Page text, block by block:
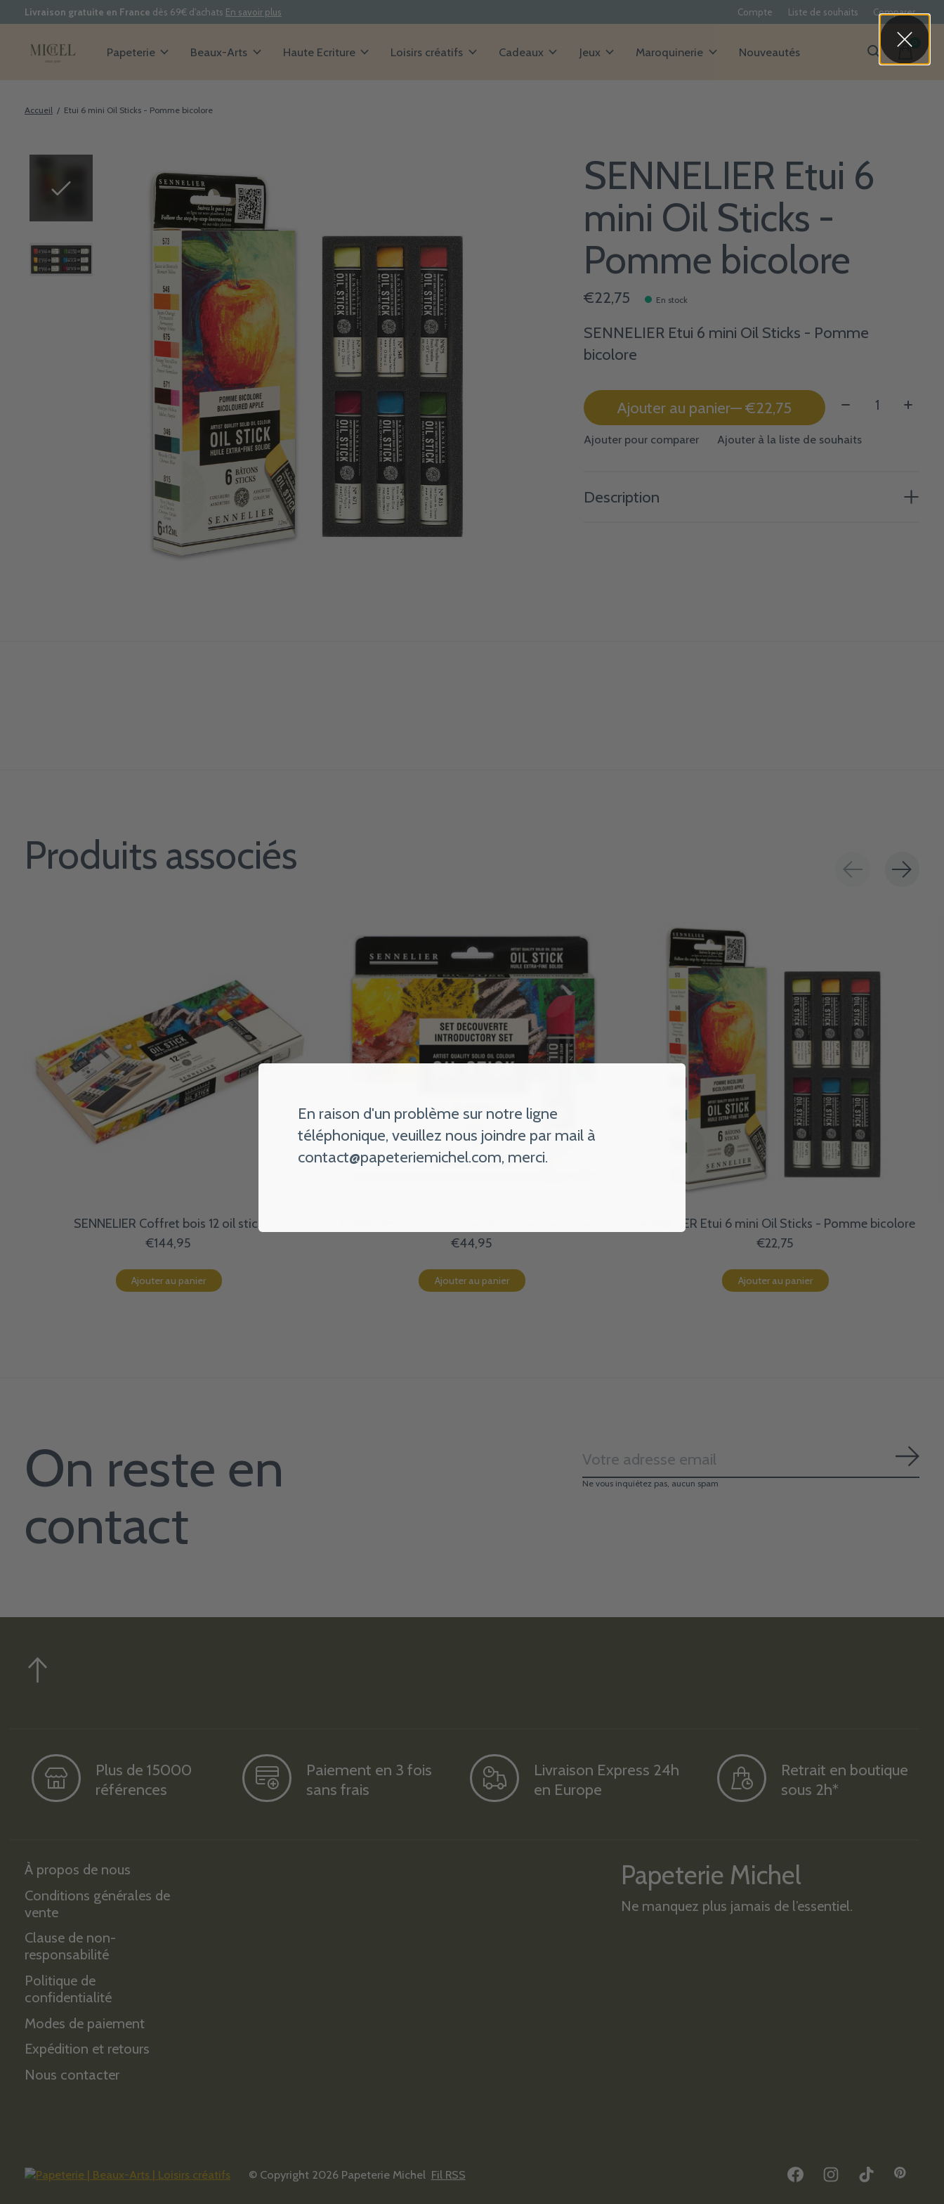
Livraison gratuite en France dès 69€ d'achats En savoir plus Compte Liste de souhaits Comparer
Papeterie Beaux-Arts Haute Ecriture Loisirs créatifs Cadeaux Jeux Maroquinerie Nouveautés items
Accueil / Etui 6 mini Oil Sticks - Pomme bicolore
SENNELIER Etui 6
mini Oil Sticks -
Pomme bicolore
€22,75 En stock
SENNELIER Etui 6 mini Oil Sticks - Pomme
bicolore
Ajouter au panier — €22,75 Quantité:
Ajouter pour comparer Ajouter à la liste de souhaits
Description
Produits associés
SENNELIER Coffret bois 12 oil stick
€144,95
Ajouter au panier
€44,95
Ajouter au panier
SENNELIER Etui 6 mini Oil Sticks - Pomme bicolore
€22,75
Ajouter au panier
On reste en
contact
Ne vous inquiétez pas, aucun spam
Plus de 15000
références
Paiement en 3 fois
sans frais
Livraison Express 24h
en Europe
Retrait en boutique
sous 2h*
À propos de nous
Conditions générales de
vente
Clause de non-
responsabilité
Politique de
confidentialité
Modes de paiement
Expédition et retours
Nous contacter
Papeterie Michel
Ne manquez plus jamais de l’essentiel.
© Copyright 2026 Papeterie Michel Fil RSS
En raison d'un problème sur notre ligne
téléphonique, veuillez nous joindre par mail à
contact@papeteriemichel.com, merci.